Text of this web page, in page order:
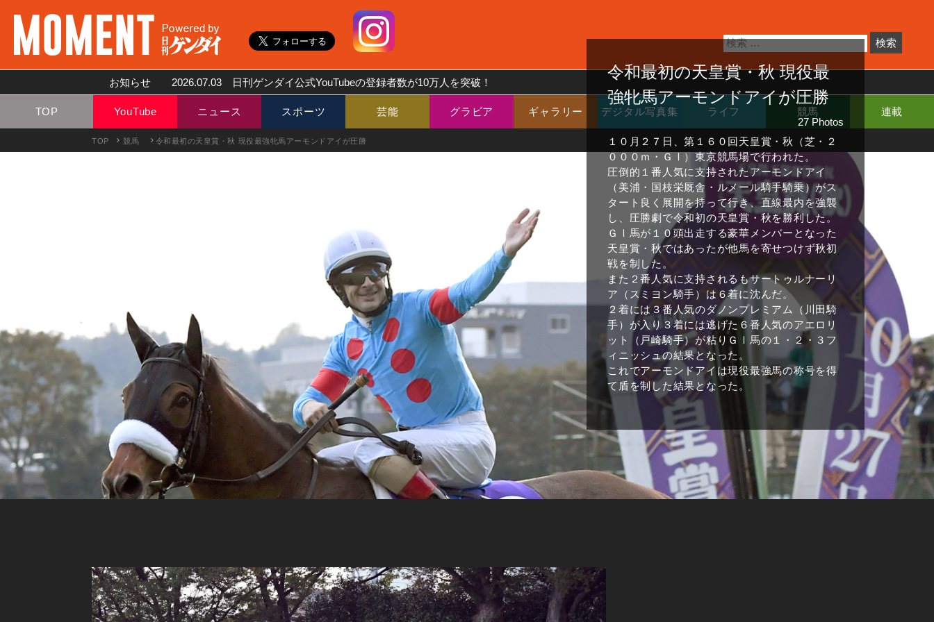
お知らせ 2026.07.03 日刊ゲンダイ公式YouTubeの登録者数が10万人を突破！
TOP YouTube ニュース スポーツ 芸能 グラビア ギャラリー デジタル写真集 ライフ 競馬 連載
TOP 競馬 令和最初の天皇賞・秋 現役最強牝馬アーモンドアイが圧勝
令和最初の天皇賞・秋 現役最
強牝馬アーモンドアイが圧勝
27 Photos
１０月２７日、第１６０回天皇賞・秋（芝・２
０００ｍ・ＧⅠ）東京競馬場で行われた。
圧倒的１番人気に支持されたアーモンドアイ
（美浦・国枝栄厩舎・ルメール騎手騎乗）がス
タート良く展開を持って行き、直線最内を強襲
し、圧勝劇で令和初の天皇賞・秋を勝利した。
ＧⅠ馬が１０頭出走する豪華メンバーとなった
天皇賞・秋ではあったが他馬を寄せつけず秋初
戦を制した。
また２番人気に支持されるもサートゥルナーリ
ア（スミヨン騎手）は６着に沈んだ。
２着には３番人気のダノンプレミアム（川田騎
手）が入り３着には逃げた６番人気のアエロリ
ット（戸崎騎手）が粘りＧⅠ馬の１・２・３フ
ィニッシュの結果となった。
これでアーモンドアイは現役最強馬の称号を得
て盾を制した結果となった。